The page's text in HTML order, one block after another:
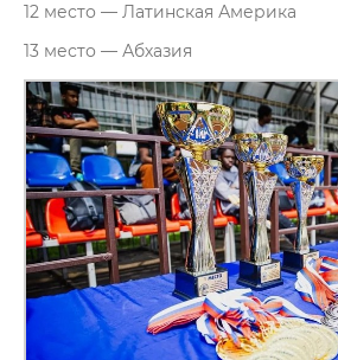
12 место — Латинская Америка
13 место — Абхазия